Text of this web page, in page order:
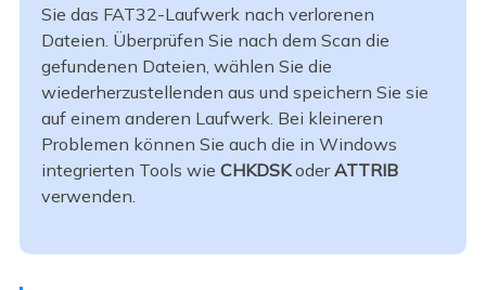
Sie das FAT32-Laufwerk nach verlorenen
Dateien. Überprüfen Sie nach dem Scan die
gefundenen Dateien, wählen Sie die
wiederherzustellenden aus und speichern Sie sie
auf einem anderen Laufwerk. Bei kleineren
Problemen können Sie auch die in Windows
integrierten Tools wie CHKDSKoderATTRIB
verwenden.